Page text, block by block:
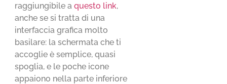
raggiungibile aquesto link,
anche se si tratta di una
interfaccia grafica molto
basilare: la schermata che ti
accoglie è semplice, quasi
spoglia, e le poche icone
appaiono nella parte inferiore